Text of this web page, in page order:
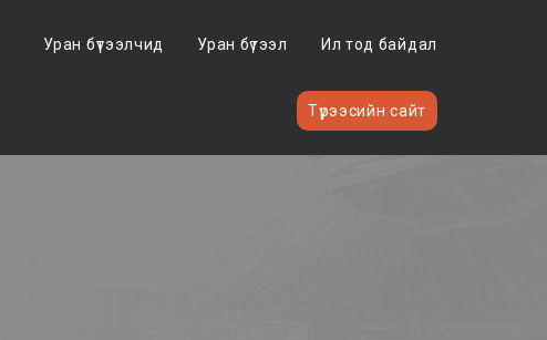
Уран бүтээлчид Уран бүтээл Ил тод байдал
Түрээсийн сайт